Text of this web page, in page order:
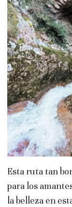
Esta ruta tan
para los
la belleza en